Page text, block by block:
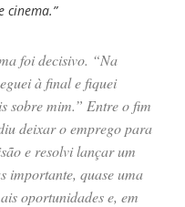
cinema.”
foi decisivo. “Na
à final e fiquei
sobre mim.” Entre o fim
deixar o emprego para
e resolvi lançar um
importante, quase uma
oportunidades e, em